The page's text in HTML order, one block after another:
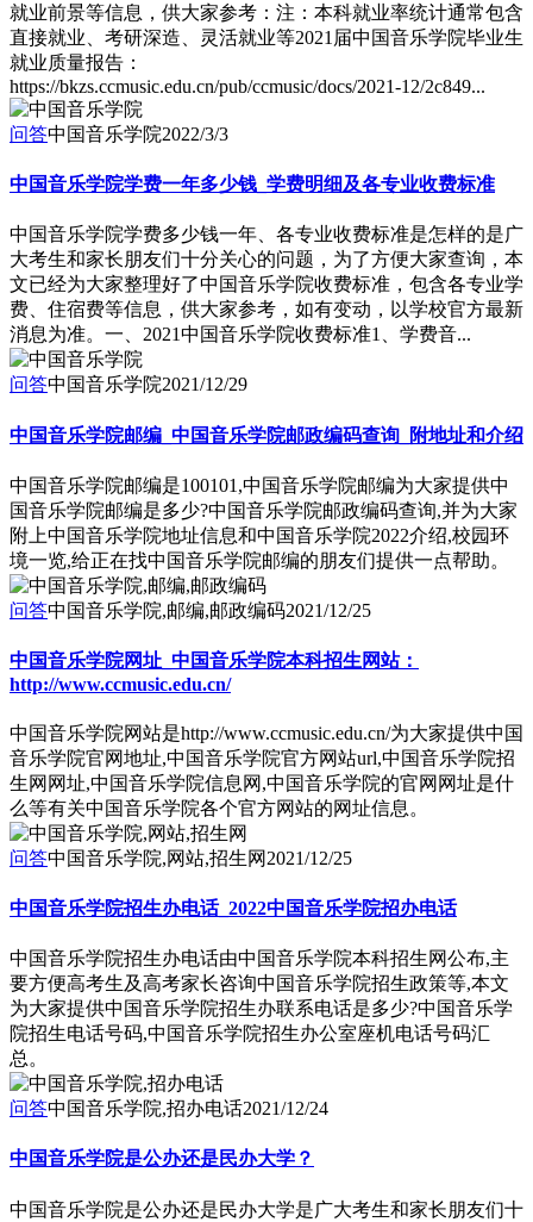
就业前景等信息，供大家参考：注：本科就业率统计通常包含
直接就业、考研深造、灵活就业等2021届中国音乐学院毕业生
就业质量报告：
https://bkzs.ccmusic.edu.cn/pub/ccmusic/docs/2021-12/2c849...
问答中国音乐学院2022/3/3
中国音乐学院学费一年多少钱_学费明细及各专业收费标准
中国音乐学院学费多少钱一年、各专业收费标准是怎样的是广
大考生和家长朋友们十分关心的问题，为了方便大家查询，本
文已经为大家整理好了中国音乐学院收费标准，包含各专业学
费、住宿费等信息，供大家参考，如有变动，以学校官方最新
消息为准。一、2021中国音乐学院收费标准1、学费音...
问答中国音乐学院2021/12/29
中国音乐学院邮编_中国音乐学院邮政编码查询_附地址和介绍
中国音乐学院邮编是100101,中国音乐学院邮编为大家提供中
国音乐学院邮编是多少?中国音乐学院邮政编码查询,并为大家
附上中国音乐学院地址信息和中国音乐学院2022介绍,校园环
境一览,给正在找中国音乐学院邮编的朋友们提供一点帮助。
问答中国音乐学院,邮编,邮政编码2021/12/25
中国音乐学院网址_中国音乐学院本科招生网站：
http://www.ccmusic.edu.cn/
中国音乐学院网站是http://www.ccmusic.edu.cn/为大家提供中国
音乐学院官网地址,中国音乐学院官方网站url,中国音乐学院招
生网网址,中国音乐学院信息网,中国音乐学院的官网网址是什
么等有关中国音乐学院各个官方网站的网址信息。
问答中国音乐学院,网站,招生网 2021/12/25
中国音乐学院招生办电话_2022中国音乐学院招办电话
中国音乐学院招生办电话由中国音乐学院本科招生网公布,主
要方便高考生及高考家长咨询中国音乐学院招生政策等,本文
为大家提供中国音乐学院招生办联系电话是多少?中国音乐学
院招生电话号码,中国音乐学院招生办公室座机电话号码汇
总。
问答中国音乐学院,招办电话2021/12/24
中国音乐学院是公办还是民办大学？
中国音乐学院是公办还是民办大学是广大考生和家长朋友们十